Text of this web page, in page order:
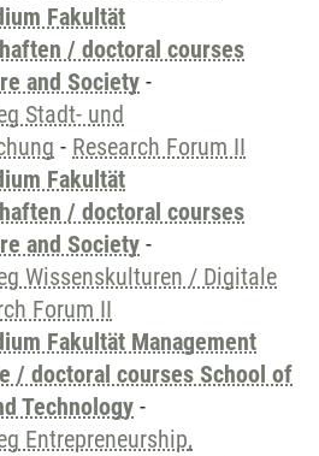
Fakultät
/ doctoral courses
and Society -
Stadt- und
- Research Forum II
Fakultät
/ doctoral courses
and Society -
Wissenskulturen / Digitale
Forum II
Fakultät Management
/ doctoral courses School of
Technology -
Entrepreneurship,